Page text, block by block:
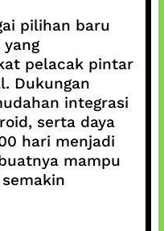
pilihan baru
yang
pelacak pintar
Dukungan
integrasi
serta daya
hari menjadi
mampu